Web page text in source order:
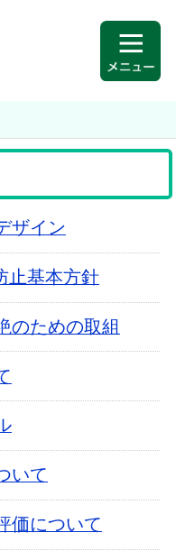
ザイン
止基本方針
ための取組
いて
価について